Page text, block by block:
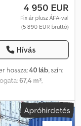
4 950 EUR
Fix ár plusz ÁFA-val
(5 890 EUR bruttó)
Hívás
hossza:40 láb, szín:
67,4 m³
hűtőkonténer kerül
Daikin hűtőegység
Apróhirdetés